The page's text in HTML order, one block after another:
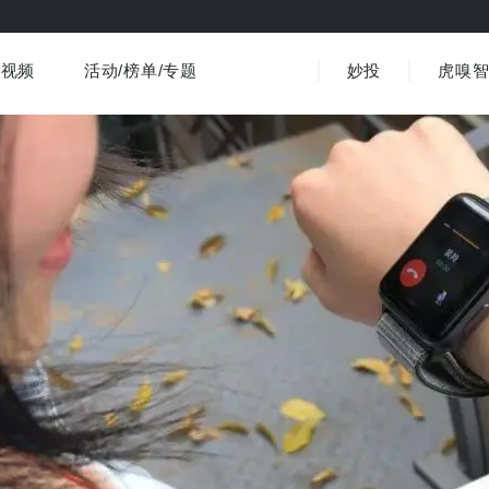
商业消费 社会文化 金融财经
出海
医疗 3C数码
视频 活动/榜单/专题 妙投 虎嗅